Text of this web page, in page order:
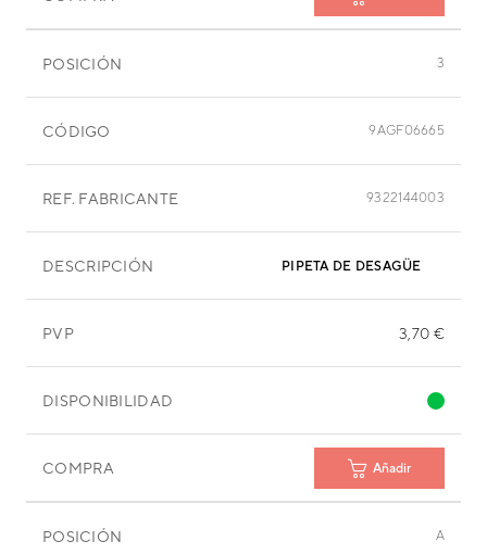
POSICIÓN 3
CÓDIGO 9AGF06665
REF. FABRICANTE 9322144003
DESCRIPCIÓN PIPETA DE DESAGÜE
PVP 3,70 €
DISPONIBILIDAD
COMPRA Añadir
POSICIÓN A